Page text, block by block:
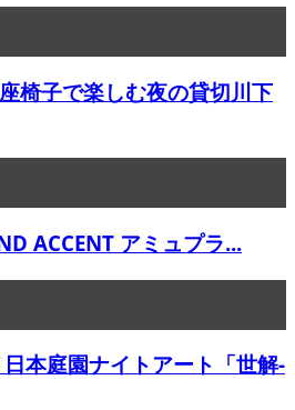
椅子で楽しむ夜の貸切川下
ACCENT アミュプラ...
本庭園ナイトアート「世解-